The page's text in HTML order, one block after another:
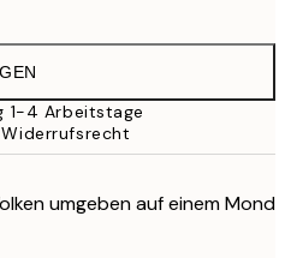
24,45 €
41,95 €
1-4 Arbeitstage
umgeben auf einem Mond